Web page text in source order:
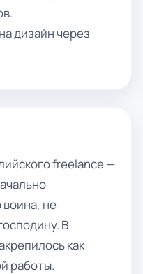
дизайн через
freelance —
не
В
как
работы.